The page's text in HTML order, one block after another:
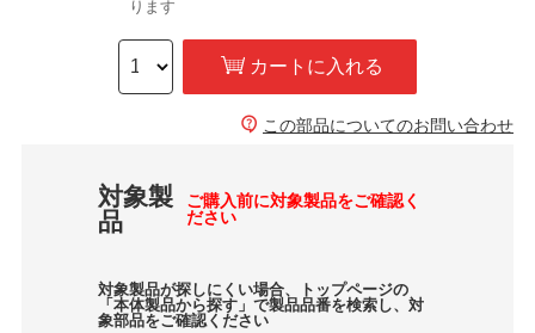
ります
カートに入れる
この部品についてのお問い合わせ
対象製
品
ご購入前に対象製品をご確認く
ださい
対象製品が探しにくい場合、トップページの
「本体製品から探す」で製品品番を検索し、対
象部品をご確認ください